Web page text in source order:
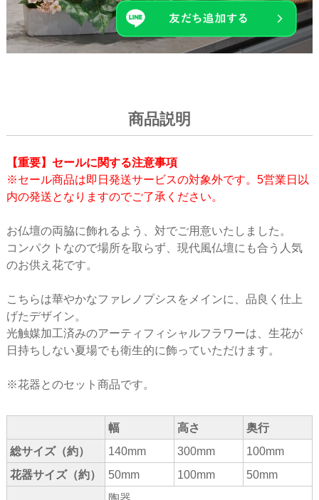
商品説明
【重要】セールに関する注意事項
※セール商品は即日発送サービスの対象外です。5営業日以
内の発送となりますのでご了承ください。
お仏壇の両脇に飾れるよう、対でご用意いたしました。
コンパクトなので場所を取らず、現代風仏壇にも合う人気
のお供え花です。
こちらは華やかなファレノプシスをメインに、品良く仕上
げたデザイン。
光触媒加工済みのアーティフィシャルフラワーは、生花が
日持ちしない夏場でも衛生的に飾っていただけます。
※花器とのセット商品です。
幅 高さ
奥行
総サイズ（約）
140mm 300mm
100mm
花器サイズ（約）
50mm 100mm
50mm